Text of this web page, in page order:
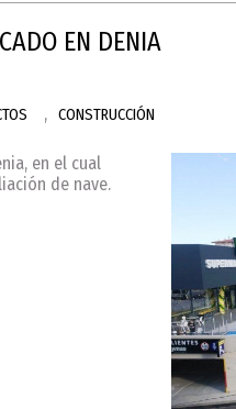
EN DENIA
, CONSTRUCCIÓN
en el cual
de nave.